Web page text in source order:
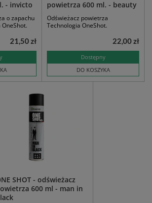
- invicto
o zapachu
21,50 zł
powietrza 600 ml. - beauty
Odświeżacz powietrza
Technologia OneShot.
Dostępny
DO KOSZYKA
22,00 zł
SHOT - odświeżacz
600 ml - man in